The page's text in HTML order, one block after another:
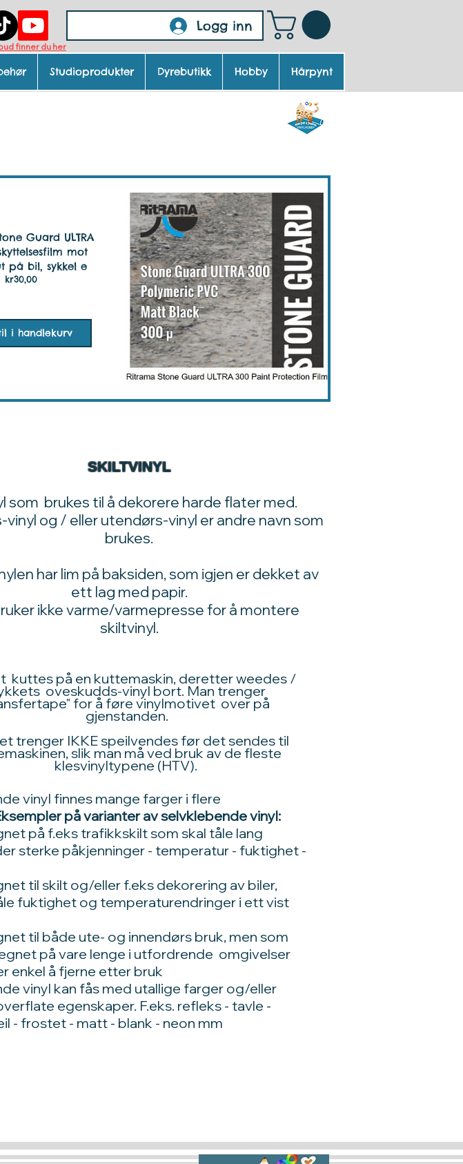
Logg inn
finner du her
Guard ULTRA
mot
på bil, sykkel e
kr30,00Pris
i handlekurv
SKILTVINYL
som brukes til å dekorere harde flater med.
vinyl og / eller utendørs-vinyl er andre navn som
brukes.
har lim på baksiden, som igjen er dekket av
ett lag med papir.
ikke varme/varmepresse for å montere
skiltvinyl.
kuttes på en kuttemaskin, deretter weedes /
oveskudds-vinyl bort. Man trenger
for å føre vinylmotivet over på
gjenstanden.
trenger IKKE speilvendes før det sendes til
slik man må ved bruk av de fleste
klesvinyltypene (HTV).
vinyl finnes mange farger i flere
på varianter av selvklebende vinyl:
på f.eks trafikkskilt som skal tåle lang
sterke påkjenninger - temperatur - fuktighet -
til skilt og/eller f.eks dekorering av biler,
fuktighet og temperaturendringer i ett vist
til både ute- og innendørs bruk, men som
på vare lenge i utfordrende omgivelser
enkel å fjerne etter bruk
vinyl kan fås med utallige farger og/eller
egenskaper. F.eks. refleks - tavle -
- frostet - matt - blank - neon mm
Studioprodukter Dyrebutikk Hobby Hårpynt